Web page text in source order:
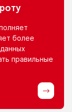
более
правильные